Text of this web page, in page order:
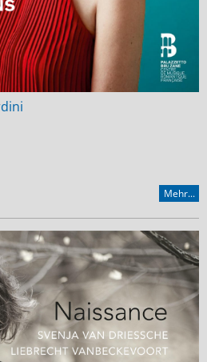
Mehr...